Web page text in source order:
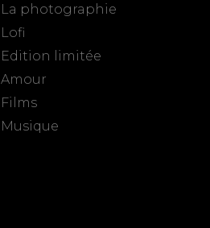
La photographie
Lofi
Edition limitée
Amour
Films
Musique